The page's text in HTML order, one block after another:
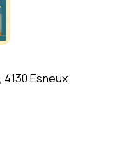
Esneux